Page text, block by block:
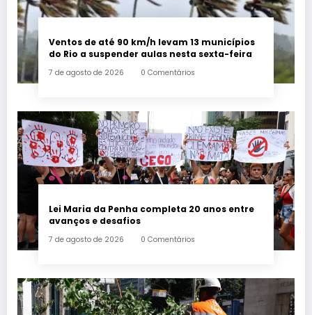
Ventos de até 90 km/h levam 13 municípios
do Rio a suspender aulas nesta sexta-feira
7 de agosto de 2026 0 Comentários
Lei Maria da Penha completa 20 anos entre
avanços e desafios
7 de agosto de 2026 0 Comentários